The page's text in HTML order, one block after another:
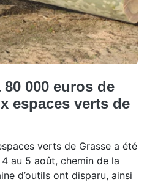
80 000 euros de
espaces verts de
verts de Grasse a été
au 5 août, chemin de la
d’outils ont disparu, ainsi